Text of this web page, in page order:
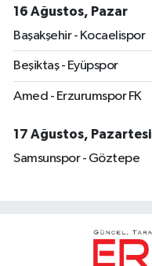
16 Ağustos, Pazar
Başakşehir - Kocaelispor
Beşiktaş - Eyüpspor
Amed - Erzurumspor FK
17 Ağustos, Pazartesi
Samsunspor - Göztepe